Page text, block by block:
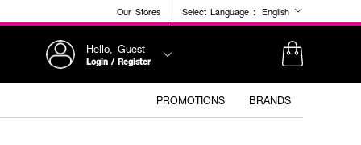
Our Stores Select Language : English
Hello, Guest
Login / Register
PROMOTIONS BRANDS